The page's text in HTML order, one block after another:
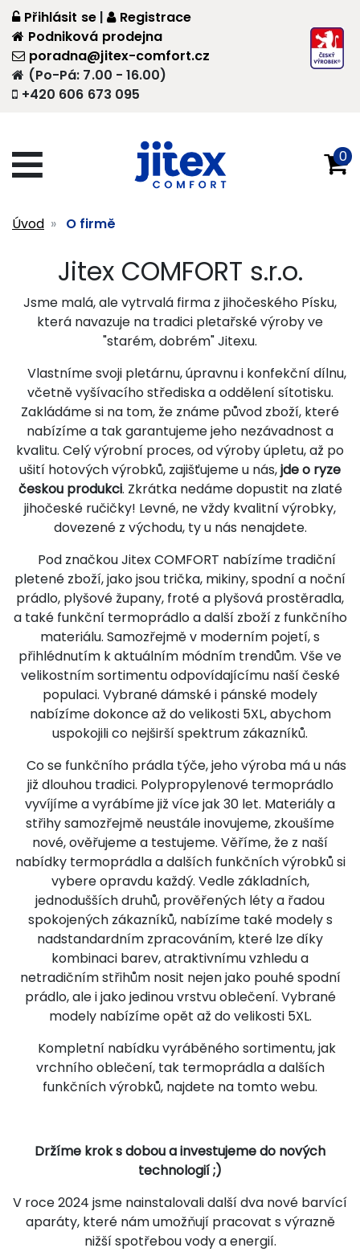
+420 606 673 095
(Po-Pá: 7.00 - 16.00)
poradna@jitex-comfort.cz
Přihlásit se |
Registrace
Podniková prodejna
0
Úvod O firmě
Jitex COMFORT s.r.o.
Jsme malá, ale vytrvalá firma z jihočeského Písku,
která navazuje na tradici pletařské výroby ve
"starém, dobrém" Jitexu.
Vlastníme svoji pletárnu, úpravnu i konfekční dílnu,
včetně vyšívacího střediska a oddělení sítotisku.
Zakládáme si na tom, že známe původ zboží, které
nabízíme a tak garantujeme jeho nezávadnost a
kvalitu. Celý výrobní proces, od výroby úpletu, až po
ušití hotových výrobků, zajišťujeme u nás,jde o ryze
českou produkci. Zkrátka nedáme dopustit na zlaté
jihočeské ručičky! Levné, ne vždy kvalitní výrobky,
dovezené z východu, ty u nás nenajdete.
Pod značkou Jitex COMFORT nabízíme tradiční
pletené zboží, jako jsou trička, mikiny, spodní a noční
prádlo, plyšové župany, froté a plyšová prostěradla,
a také funkční termoprádlo a další zboží z funkčního
materiálu. Samozřejmě v moderním pojetí, s
přihlédnutím k aktuálním módním trendům. Vše ve
velikostním sortimentu odpovídajícímu naší české
populaci. Vybrané dámské i pánské modely
nabízíme dokonce až do velikosti 5XL, abychom
uspokojili co nejširší spektrum zákazníků.
Co se funkčního prádla týče, jeho výroba má u nás
již dlouhou tradici. Polypropylenové termoprádlo
vyvíjíme a vyrábíme již více jak 30 let. Materiály a
střihy samozřejmě neustále inovujeme, zkoušíme
nové, ověřujeme a testujeme. Věříme, že z naší
nabídky termoprádla a dalších funkčních výrobků si
vybere opravdu každý. Vedle základních,
jednodušších druhů, prověřených léty a řadou
spokojených zákazníků, nabízíme také modely s
nadstandardním zpracováním, které lze díky
kombinaci barev, atraktivnímu vzhledu a
netradičním střihům nosit nejen jako pouhé spodní
prádlo, ale i jako jedinou vrstvu oblečení. Vybrané
modely nabízíme opět až do velikosti 5XL.
Kompletní nabídku vyráběného sortimentu, jak
vrchního oblečení, tak termoprádla a dalších
funkčních výrobků, najdete na tomto webu.
Držíme krok s dobou a investujeme do nových
technologií ;)
V roce 2024 jsme nainstalovali další dva nové barvící
aparáty, které nám umožňují pracovat s výrazně
nižší spotřebou vody a energií.